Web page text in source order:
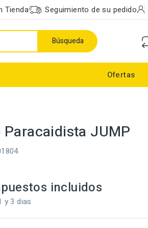
Tienda Seguimiento de su pedido
Búsqueda
Ofertas
JUMP
incluidos
y 3 dias